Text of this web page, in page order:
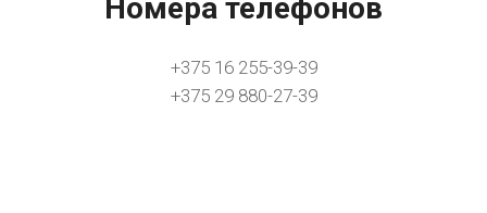
Номера телефонов
+375 16 255-39-39
+375 29 880-27-39